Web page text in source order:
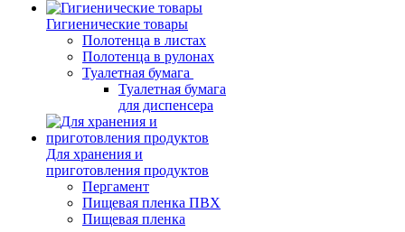
Гигиенические товары
Полотенца в листах
Полотенца в рулонах
Туалетная бумага
Туалетная бумага
для диспенсера
Для хранения и
приготовления продуктов
Пергамент
Пищевая пленка ПВХ
Пищевая пленка